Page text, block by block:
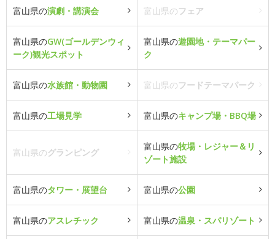
富山県の演劇・講演会 富山県のフェア
富山県のGW(ゴールデンウィ
ーク)観光スポット
富山県の遊園地・テーマパー
ク
富山県の水族館・動物園 富山県のフードテーマパーク
富山県の工場見学 富山県のキャンプ場・BBQ場
富山県のグランピング
富山県の牧場・レジャー＆リ
ゾート施設
富山県のタワー・展望台 富山県の公園
富山県のアスレチック 富山県の温泉・スパリゾート